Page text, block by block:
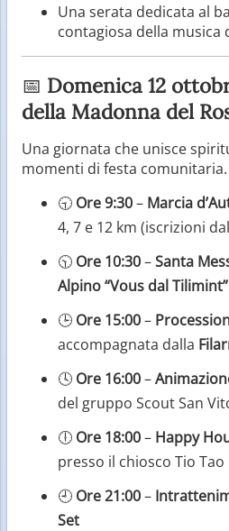
Una serata dedicata al
contagiosa della musica
📅 Domenica 12
della Madonna del
Una giornata che unisce
momenti di festa comunitaria.
🕤 Ore 9:30– Marcia
4, 7 e 12 km (iscrizioni
🕥 Ore 10:30–Santa
Alpino “Vous dal Tilimint”
🕒 Ore 15:00–
accompagnata dalla
🕓 Ore 16:00–
del gruppo Scout San
🕕 Ore 18:00– Happy
presso il chiosco Tio Tao
🕘 Ore 21:00–
Set